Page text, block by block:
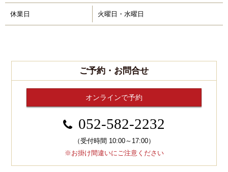
休業日 火曜日・水曜日
ご予約・お問合せ
オンラインで予約
052-582-2232
（受付時間 10:00～17:00）
※お掛け間違いにご注意ください